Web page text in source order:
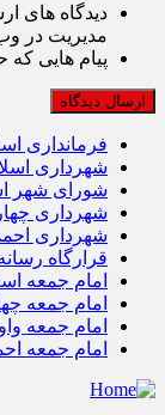
دیدگاه های
مدیریت در
پیام هایی که
فرمانداری
شهرداری
شورای شهر
شهرداری
شهرداری
قرارگاه
امام جمعه
امام جمعه
امام جمعه
امام جمعه